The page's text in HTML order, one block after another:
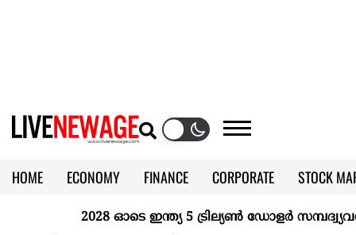
HOME ECONOMY FINANCE CORPORATE
STOCK
KERALA @70
2028 ഓടെ ഇന്ത്യ 5 ട്രില്യണ്‍ ഡോളര്‍